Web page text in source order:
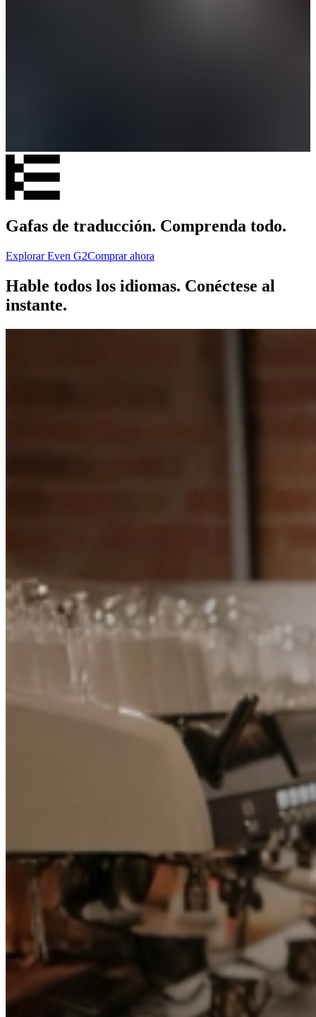
Gafas de traducción. Comprenda todo.
Explorar Even G2Comprar ahora
Hable todos los idiomas. Conéctese al
instante.